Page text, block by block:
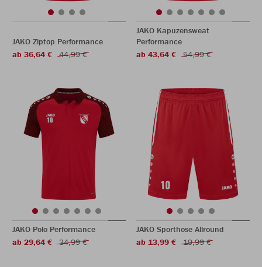
JAKO Ziptop Performance
ab 36,64 €
44,99 €
JAKO Kapuzensweat
Performance
ab 43,64 €
54,99 €
JAKO Polo Performance
ab 29,64 €
34,99 €
JAKO Sporthose Allround
ab 13,99 €
19,99 €